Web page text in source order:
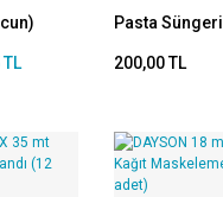
Pasta Süngeri
200,00 TL